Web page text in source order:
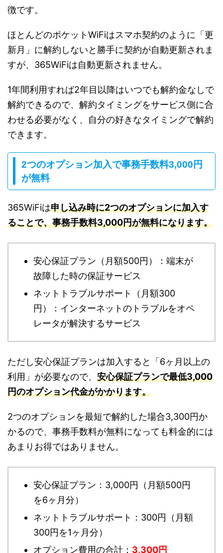
徴です。
ほとんどのポケットWiFiはスマホ契約のように「更
新月」に解約しないと勝手に契約が自動更新されま
すが、365WiFiは自動更新されません。
1年間利用すれば2年目以降はいつでも解約金なしで
解約できるので、解約タイミングをサービス側に合
わせる必要がなく、自分の好きなタイミングで解約
できます。
2つのオプション加入で事務手数料3,000円
が無料
365WiFiは申し込み時に2つのオプションに加入す
ることで、事務手数料3,000円が無料になります。
安心保証プラン（月額500円）：端末が
故障した時の保証サービス
ネットトラブルサポート（月額300
円）：インターネットのトラブルをオペ
レータが解決するサービス
ただし安心保証プランは加入すると「6ヶ月以上の
利用」が必要なので、 安心保証プランで最低3,000
円のオプション代金がかかります。
2つのオプションを最短で解約した場合3,300円か
かるので、事務手数料が無料になっても料金的には
あまりお得ではありません。
安心保証プラン：3,000円（月額500円
を6ヶ月分）
ネットトラブルサポート：300円（月額
300円を1ヶ月分）
オプション費用の合計： 3,300円